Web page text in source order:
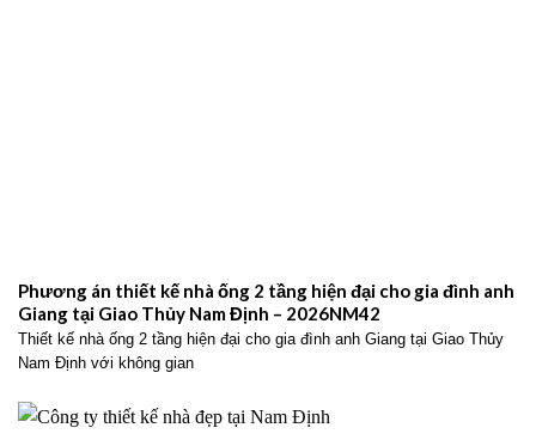
Phương án thiết kế nhà ống 2 tầng hiện đại cho gia đình anh
Giang tại Giao Thủy Nam Định – 2026NM42
Thiết kế nhà ống 2 tầng hiện đại cho gia đình anh Giang tại Giao Thủy
Nam Định với không gian